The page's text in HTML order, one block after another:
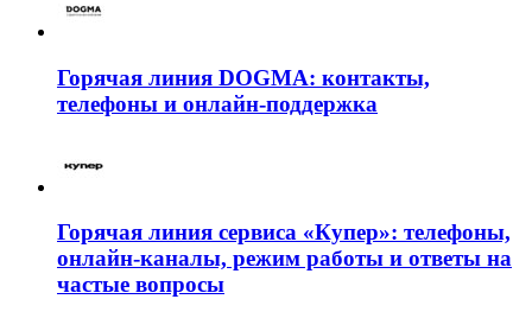
Горячая линия DOGMA: контакты,
телефоны и онлайн-поддержка
Горячая линия сервиса «Купер»: телефоны,
онлайн-каналы, режим работы и ответы на
частые вопросы